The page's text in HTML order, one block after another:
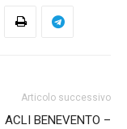
Articolo successivo
ACLI BENEVENTO –